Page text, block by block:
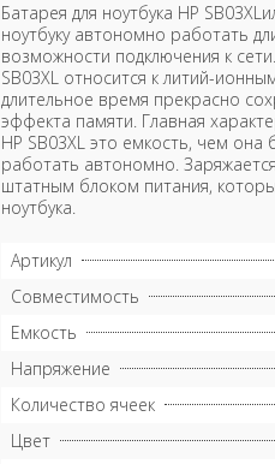
Батарея для ноутбука HP
ноутбуку автономно работать
возможности подключения к
SB03XL относится к литий-
длительное время прекрасно
эффекта памяти. Главная
HP SB03XL это емкость, чем
работать автономно.
штатным блоком питания,
ноутбука.
Артикул
Совместимость
Емкость
Напряжение
Количество ячеек
Цвет